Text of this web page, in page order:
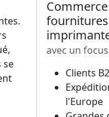
se
avec un
Clients
l'Europe